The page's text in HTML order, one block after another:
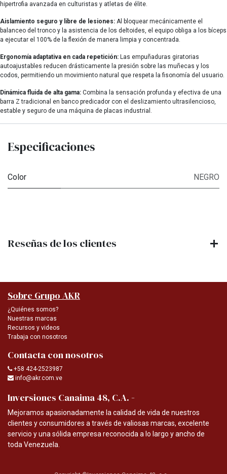
hipertrofia avanzada en culturistas y atletas de élite.
Aislamiento seguro y libre de lesiones: Al bloquear mecánicamente el
balanceo del tronco y la asistencia de los deltoides, el equipo obliga a los bíceps
a ejecutar el 100% de la flexión de manera limpia y concentrada.
Ergonomía adaptativa en cada repetición: Las empuñaduras giratorias
autoajustables reducen drásticamente la presión sobre las muñecas y los
codos, permitiendo un movimiento natural que respeta la fisonomía del usuario.
Dinámica fluida de alta gama: Combina la sensación profunda y efectiva de una
barra Z tradicional en banco predicador con el deslizamiento ultrasilencioso,
estable y seguro de una máquina de placas industrial.
Especificaciones
Color NEGRO
Reseñas de los clientes
Sobre Grupo AKR
¿Quiénes somos?
Nuestras marcas
Recursos y videos
Trabaja con nosotros
Contacta con nosotros
+58 424-2523987
info@akr.com.ve
Inversiones Canaima 48, C.A. -
Mejoramos apasionadamente la calidad de vida de nuestros
clientes y consumidores a través de valiosas marcas, excelente
servicio y una sólida empresa reconocida a lo largo y ancho de
toda Venezuela.